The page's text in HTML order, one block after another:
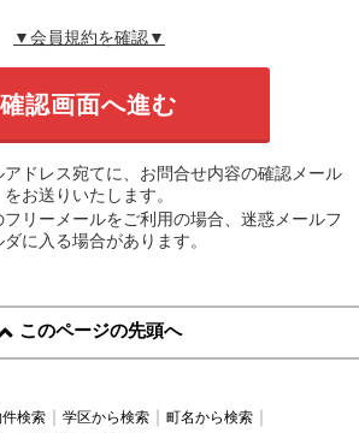
▼会員規約を確認▼
ドレス宛てに、お問合せ内容の確認メール
をお送りいたします。
リーメールをご利用の場合、迷惑メールフ
ダに入る場合があります。
このページの先頭へ
検索 学区から検索
町名から検索